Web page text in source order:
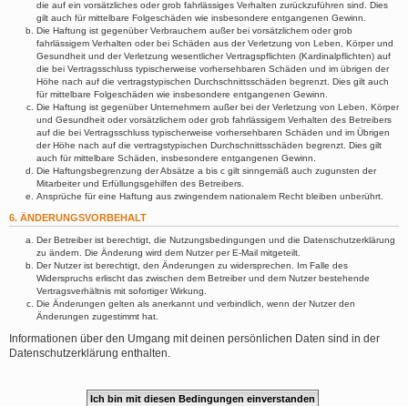
die auf ein vorsätzliches oder grob fahrlässiges Verhalten zurückzuführen sind. Dies
gilt auch für mittelbare Folgeschäden wie insbesondere entgangenen Gewinn.
Die Haftung ist gegenüber Verbrauchern außer bei vorsätzlichem oder grob
fahrlässigem Verhalten oder bei Schäden aus der Verletzung von Leben, Körper und
Gesundheit und der Verletzung wesentlicher Vertragspflichten (Kardinalpflichten) auf
die bei Vertragsschluss typischerweise vorhersehbaren Schäden und im übrigen der
Höhe nach auf die vertragstypischen Durchschnittsschäden begrenzt. Dies gilt auch
für mittelbare Folgeschäden wie insbesondere entgangenen Gewinn.
Die Haftung ist gegenüber Unternehmern außer bei der Verletzung von Leben, Körper
und Gesundheit oder vorsätzlichem oder grob fahrlässigem Verhalten des Betreibers
auf die bei Vertragsschluss typischerweise vorhersehbaren Schäden und im Übrigen
der Höhe nach auf die vertragstypischen Durchschnittsschäden begrenzt. Dies gilt
auch für mittelbare Schäden, insbesondere entgangenen Gewinn.
Die Haftungsbegrenzung der Absätze a bis c gilt sinngemäß auch zugunsten der
Mitarbeiter und Erfüllungsgehilfen des Betreibers.
Ansprüche für eine Haftung aus zwingendem nationalem Recht bleiben unberührt.
6. ÄNDERUNGSVORBEHALT
Der Betreiber ist berechtigt, die Nutzungsbedingungen und die Datenschutzerklärung
zu ändern. Die Änderung wird dem Nutzer per E-Mail mitgeteilt.
Der Nutzer ist berechtigt, den Änderungen zu widersprechen. Im Falle des
Widerspruchs erlischt das zwischen dem Betreiber und dem Nutzer bestehende
Vertragsverhältnis mit sofortiger Wirkung.
Die Änderungen gelten als anerkannt und verbindlich, wenn der Nutzer den
Änderungen zugestimmt hat.
Informationen über den Umgang mit deinen persönlichen Daten sind in der
Datenschutzerklärung enthalten.